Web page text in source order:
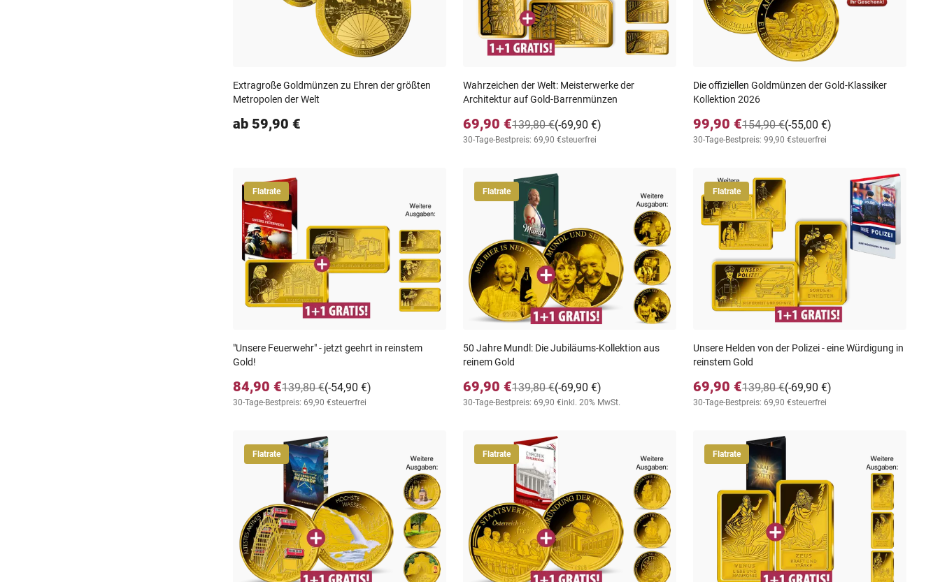
Extragroße Goldmünzen zu Ehren der größten
Metropolen der Welt
ab 59,90 €
Wahrzeichen der Welt: Meisterwerke der
Architektur auf Gold-Barrenmünzen
69,90 € (-69,90 €)
139,80 €
30-Tage-Bestpreis: 69,90 €steuerfrei
Die offiziellen Goldmünzen der Gold-Klassiker
Kollektion 2026
99,90 € (-55,00 €)
154,90 €
30-Tage-Bestpreis: 99,90 €steuerfrei
Flatrate
"Unsere Feuerwehr" - jetzt geehrt in reinstem
Gold!
84,90 € (-54,90 €)
139,80 €
30-Tage-Bestpreis: 69,90 €steuerfrei
Flatrate
50 Jahre Mundl: Die Jubiläums-Kollektion aus
reinem Gold
69,90 € (-69,90 €)
139,80 €
30-Tage-Bestpreis: 69,90 €inkl. 20% MwSt.
Flatrate
Unsere Helden von der Polizei - eine Würdigung in
reinstem Gold
69,90 € (-69,90 €)
139,80 €
30-Tage-Bestpreis: 69,90 €steuerfrei
Flatrate Flatrate Flatrate